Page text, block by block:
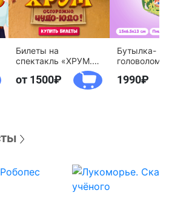
Билеты на
спектакль «ХРУМ.
Осторожно, Чудо-
Юдо!»
от 1500
Бутылка-
агентство
1990